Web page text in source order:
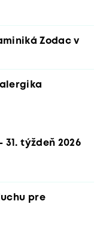
Zodac v
31. týždeň 2026
pre